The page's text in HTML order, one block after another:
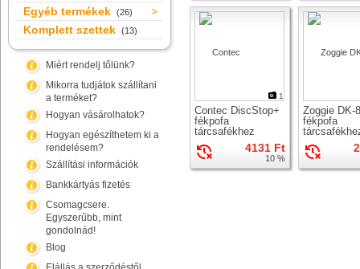
Egyéb termékek (26)
Komplett szettek (13)
Miért rendelj tőlünk?
Mikorra tudjátok szállítani
a terméket?
Hogyan vásárolhatok?
Hogyan egészíthetem ki a
rendelésem?
Szállítási információk
Bankkártyás fizetés
Csomagcsere.
Egyszerűbb, mint
gondolnád!
Blog
1
Contec DiscStop+
fékpofa
tárcsafékhez
4131 Ft
10 %
Zoggie DK-
fékpofa